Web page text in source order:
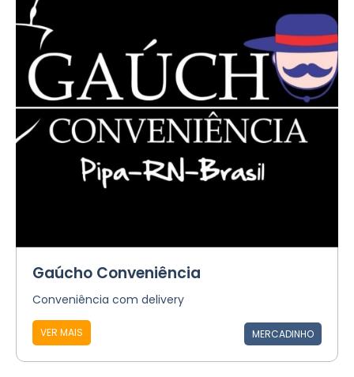
Gaúcho Conveniência
Conveniência com delivery
VER MAIS MERCADINHO